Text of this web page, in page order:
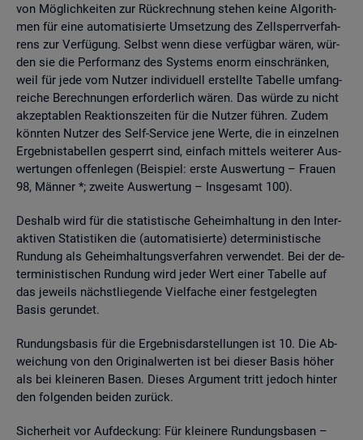
von Mög­lich­kei­ten zur Rück­rech­nung ste­hen keine Al­go­rith­
men für eine au­to­ma­ti­sier­te Um­set­zung des Zell­sperr­ver­fah­
rens zur Ver­fü­gung. Selbst wenn diese ver­füg­bar wären, wür­
den sie die Per­for­manz des Sys­tems enorm ein­schrän­ken,
weil für jede vom Nut­zer in­di­vi­du­ell er­stell­te Ta­bel­le um­fang­
rei­che Be­rech­nun­gen er­for­der­lich wären. Das würde zu nicht
ak­zep­ta­blen Re­ak­ti­ons­zei­ten für die Nut­zer füh­ren. Zudem
könn­ten Nut­zer des Self-Ser­vice jene Werte, die in ein­zel­nen
Er­geb­nis­ta­bel­len ge­sperrt sind, ein­fach mit­tels wei­te­rer Aus­
wer­tun­gen of­fen­le­gen (Bei­spiel: erste Aus­wer­tung – Frau­en
98, Män­ner *; zwei­te Aus­wer­tung – Ins­ge­samt 100).
Des­halb wird für die sta­tis­ti­sche Ge­heim­hal­tung in den In­ter­
ak­ti­ven Sta­tis­ti­ken die (au­to­ma­ti­sier­te) de­ter­mi­nis­ti­sche
Run­dung als Ge­heim­hal­tungs­ver­fah­ren ver­wen­det. Bei der de­
ter­mi­nis­ti­schen Run­dung wird jeder Wert einer Ta­bel­le auf
das je­weils nächst­lie­gen­de Viel­fa­che einer fest­ge­leg­ten
Basis ge­run­det.
Run­dungs­ba­sis für die Er­geb­nis­dar­stel­lun­gen ist 10. Die Ab­
wei­chung von den Ori­gi­nal­wer­ten ist bei die­ser Basis höher
als bei klei­ne­ren Basen. Die­ses Ar­gu­ment tritt je­doch hin­ter
den fol­gen­den bei­den zu­rück.
Si­cher­heit vor Auf­de­ckung: Für klei­ne­re Run­dungs­ba­sen –